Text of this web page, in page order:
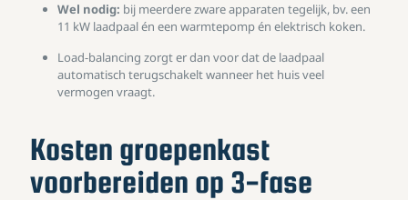
Wel nodig: bij meerdere zware apparaten tegelijk, bv. een
11 kW laadpaal én een warmtepomp én elektrisch koken.
Load-balancing zorgt er dan voor dat de laadpaal
automatisch terugschakelt wanneer het huis veel
vermogen vraagt.
Kosten groepenkast
voorbereiden op 3-fase